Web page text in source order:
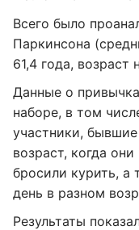
Всего было
Паркинсона
61,4 года, возраст
Данные о
наборе, в том
участники,
возраст, когда
бросили курить, а
день в разном
Результаты